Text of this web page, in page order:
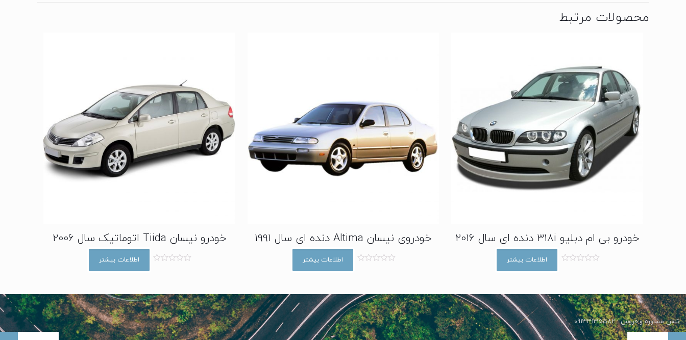
محصولات مرتبط
خودرو بی ام دبلیو 318i دنده ای سال 2016
ا
ز
0
ا
ز
5
اطلاعات بیشتر
خودروی نیسان Altima دنده ای سال 1991
ا
ز
0
ا
ز
5
اطلاعات بیشتر
خودرو نیسان Tiida اتوماتیک سال 2006
ا
ز
0
ا
ز
5
اطلاعات بیشتر
تلفن مشاوره و فروش : 09133135582